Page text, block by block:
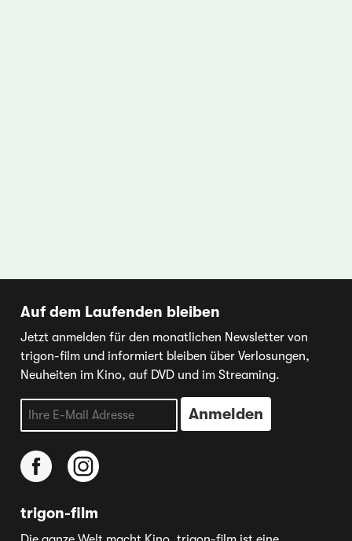
Auf dem Laufenden bleiben
Jetzt anmelden für den monatlichen Newsletter von
trigon-film und informiert bleiben über Verlosungen,
Neuheiten im Kino, auf DVD und im Streaming.
trigon-film